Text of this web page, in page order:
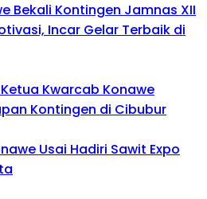
Bekali Kontingen Jamnas XII
Incar Gelar Terbaik di
Kwarcab Konawe
Kontingen di Cibubur
Usai Hadiri Sawit Expo